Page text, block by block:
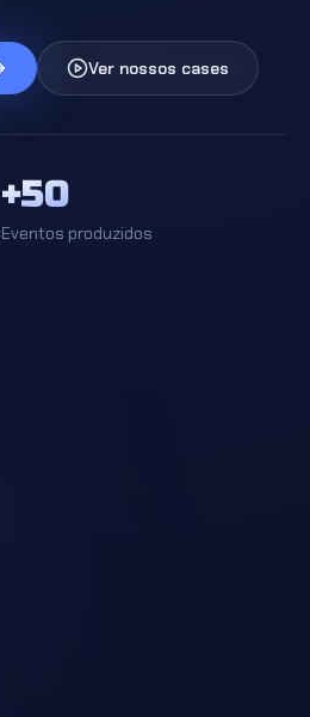
Ver nossos cases
+50
Eventos produzidos